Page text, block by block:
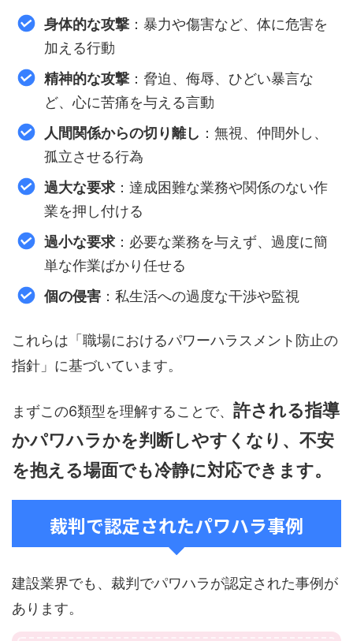
身体的な攻撃：暴力や傷害など、体に危害を
加える行動
精神的な攻撃：脅迫、侮辱、ひどい暴言な
ど、心に苦痛を与える言動
人間関係からの切り離し ：無視、仲間外し、
孤立させる行為
過大な要求：達成困難な業務や関係のない作
業を押し付ける
過小な要求：必要な業務を与えず、過度に簡
単な作業ばかり任せる
個の侵害：私生活への過度な干渉や監視
これらは「職場におけるパワーハラスメント防止の
指針」に基づいています。
まずこの6類型を理解することで、 許される指導
かパワハラかを判断しやすくなり、不安
を抱える場面でも冷静に対応できます。
裁判で認定されたパワハラ事例
建設業界でも、裁判でパワハラが認定された事例が
あります。